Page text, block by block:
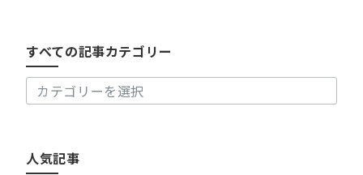
すべての記事カテゴリー
記
事
ー
人気記事